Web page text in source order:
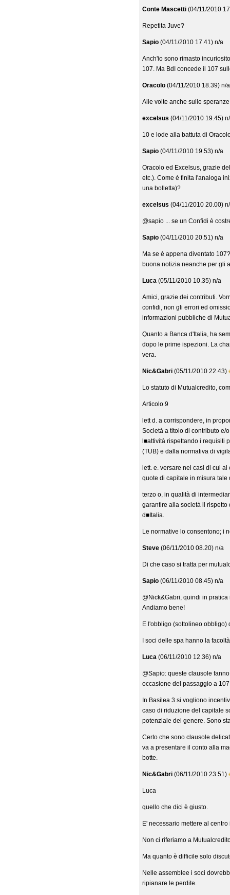
Conte Mascetti (04/11/2010
Repetita Juve?
Sapio (04/11/2010 17.41) n/a
Anch'io sono rimasto
107. Ma BdI concede il 107
Oracolo (04/11/2010 18.39) n/a
Alle volte anche sulle
excelsus (04/11/2010 19.45)
10 e lode alla battuta di
Sapio (04/11/2010 19.53) n/a
Oracolo ed Excelsus, grazie
etc.). Come è finita l'analoga
una bolletta)?
excelsus (04/11/2010 20.00)
@sapio ... se un Confidi è
Sapio (04/11/2010 20.51) n/a
Ma se è appena diventato
buona notizia neanche per gli
Luca (05/11/2010 10.35) n/a
Amici, grazie dei contributi.
confidi, non gli errori ed
informazioni pubbliche di
Quanto a Banca d'Italia, ha
dopo le prime ispezioni. La
vera.
Nic&Gabri (05/11/2010 22.43)
Lo statuto di Mutualcredito,
Articolo 9
lett d. a corrispondere, in
Società a titolo di contributo e/
l■attività rispettando i requisiti
(TUB) e dalla normativa di
lett. e. versare nei casi di cui
quote di capitale in misura
terzo o, in qualità di
garantire alla società il
d■Italia.
Le normative lo consentono; i
Steve (06/11/2010 08.20) n/a
Di che caso si tratta per
Sapio (06/11/2010 08.45) n/a
@Nick&Gabri, quindi in
Andiamo bene!
E l'obbligo (sottolineo
I soci delle spa hanno la
Luca (06/11/2010 12.36) n/a
@Sapio: queste clausole
occasione del passaggio a
In Basilea 3 si vogliono
caso di riduzione del capitale
potenziale del genere. Sono
Certo che sono clausole
va a presentare il conto alla
botte.
Nic&Gabri (06/11/2010 23.51)
Luca
quello che dici è giusto.
E' necessario mettere al
Non ci riferiamo a
Ma quanto è difficile solo
Nelle assemblee i soci
ripianare le perdite.